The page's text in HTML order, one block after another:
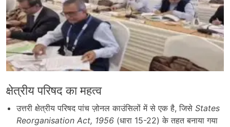
क्षेत्रीय परिषद का महत्व
उत्तरी क्षेत्रीय परिषद पांच ज़ोनल काउंसिलों में से एक है, जिसे States
Reorganisation Act, 1956 (धारा 15-22) के तहत बनाया गया